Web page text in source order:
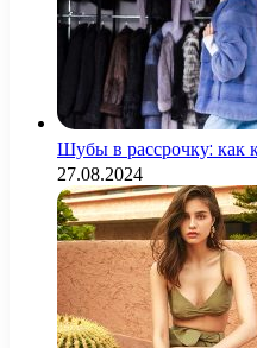
Шубы в рассрочку: как
27.08.2024